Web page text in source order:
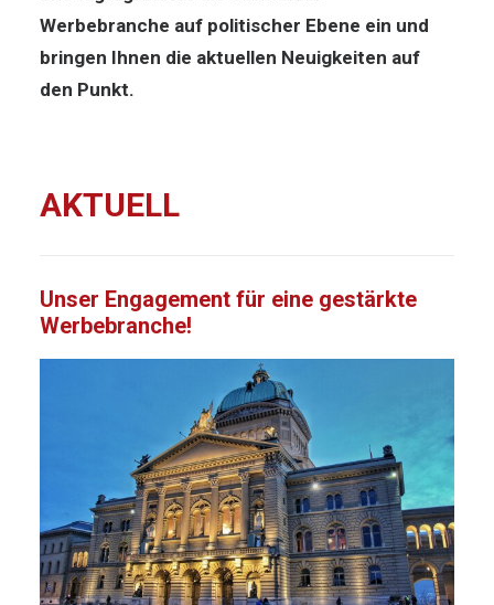
Werbebranche auf politischer Ebene ein und
bringen Ihnen die aktuellen Neuigkeiten auf
den Punkt.
AKTUELL
Unser Engagement für eine gestärkte
Werbebranche!